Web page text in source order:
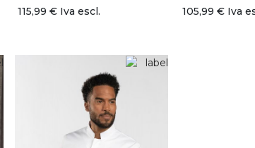
115,99 € Iva escl. 105,99 € Iva